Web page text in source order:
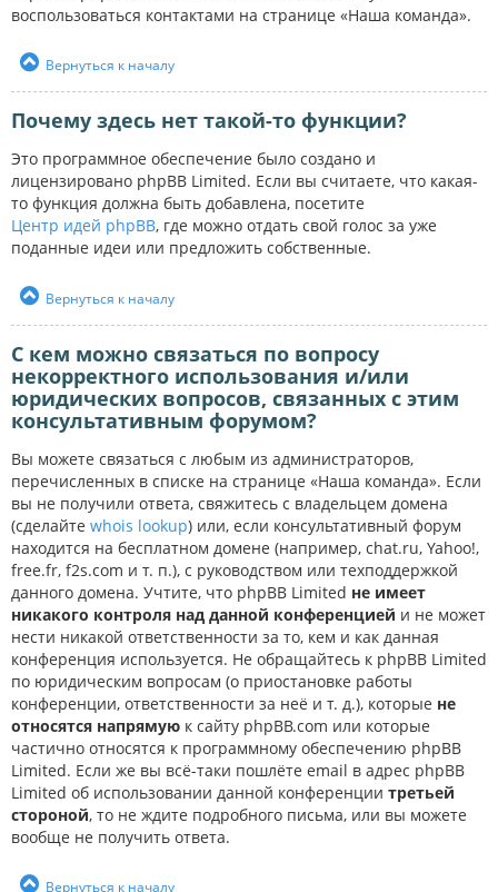
воспользоваться контактами на странице «Наша команда».
Вернуться к началу
Почему здесь нет такой-то функции?
Это программное обеспечение было создано и
лицензировано phpBB Limited. Если вы считаете, что какая-
то функция должна быть добавлена, посетите
Центр идей phpBB, где можно отдать свой голос за уже
поданные идеи или предложить собственные.
Вернуться к началу
С кем можно связаться по вопросу
некорректного использования и/или
юридических вопросов, связанных с этим
консультативным форумом?
Вы можете связаться с любым из администраторов,
перечисленных в списке на странице «Наша команда». Если
вы не получили ответа, свяжитесь с владельцем домена
(сделайте whois lookup) или, если консультативный форум
находится на бесплатном домене (например, chat.ru, Yahoo!,
free.fr, f2s.com и т. п.), с руководством или техподдержкой
данного домена. Учтите, что phpBB Limited не имеет
никакого контроля над данной конференцией и не может
нести никакой ответственности за то, кем и как данная
конференция используется. Не обращайтесь к phpBB Limited
по юридическим вопросам (о приостановке работы
конференции, ответственности за неё и т. д.), которые не
относятся напрямую к сайту phpBB.com или которые
частично относятся к программному обеспечению phpBB
Limited. Если же вы всё-таки пошлёте email в адрес phpBB
Limited об использовании данной конференции третьей
стороной, то не ждите подробного письма, или вы можете
вообще не получить ответа.
Вернуться к началу